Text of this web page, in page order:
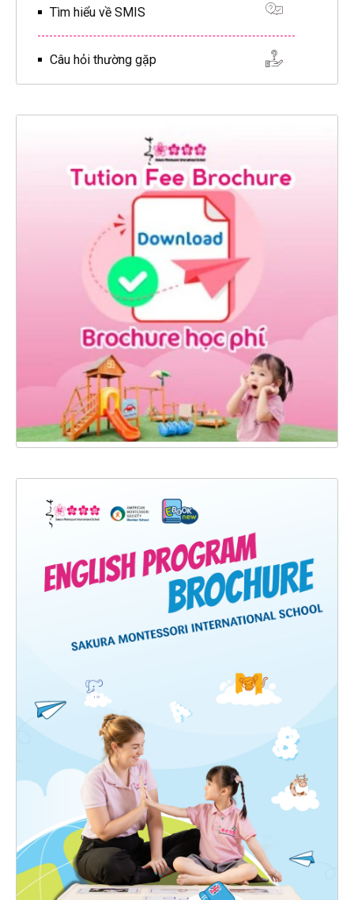
Tìm hiểu về SMIS
Câu hỏi thường gặp